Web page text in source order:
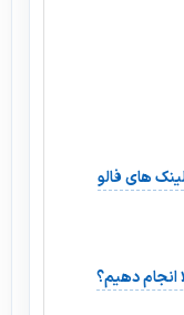
انجام دهیم؟